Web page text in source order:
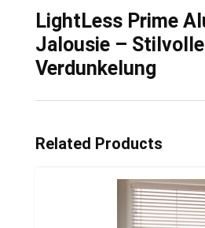
LightLess Prime
Jalousie – Stilvolle
Verdunkelung
Related Products